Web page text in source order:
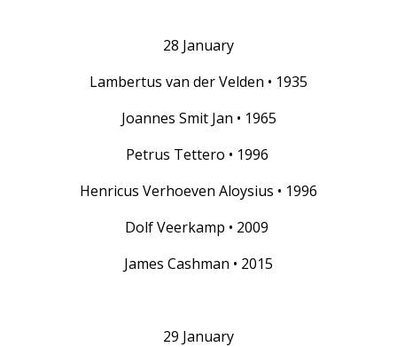
28 January
Lambertus van der Velden • 1935
Joannes Smit Jan • 1965
Petrus Tettero • 1996
Henricus Verhoeven Aloysius • 1996
Dolf Veerkamp • 2009
James Cashman • 2015
29 January